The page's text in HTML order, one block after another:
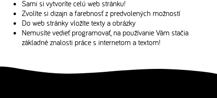
Sami si vytvoríte celú web stránku!
Zvolíte si dizajn a farebnosť z predvolených možností
Do web stránky vložíte texty a obrázky
Nemusíte vedieť programovať, na používanie Vám stačia
základné znalosti práce s internetom a textom!